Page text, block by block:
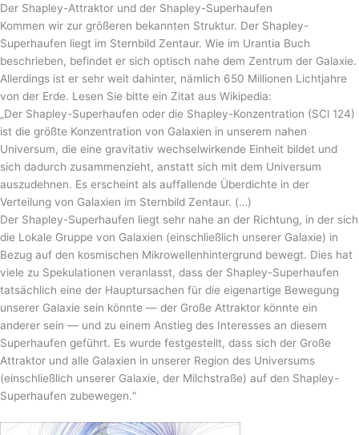
Der Shapley-Attraktor und der Shapley-Superhaufen
Kommen wir zur größeren bekannten Struktur. Der Shapley-
Superhaufen liegt im Sternbild Zentaur. Wie im Urantia Buch
beschrieben, befindet er sich optisch nahe dem Zentrum der Galaxie.
Allerdings ist er sehr weit dahinter, nämlich 650 Millionen Lichtjahre
von der Erde. Lesen Sie bitte ein Zitat aus Wikipedia:
„Der Shapley-Superhaufen oder die Shapley-Konzentration (SCl 124)
ist die größte Konzentration von Galaxien in unserem nahen
Universum, die eine gravitativ wechselwirkende Einheit bildet und
sich dadurch zusammenzieht, anstatt sich mit dem Universum
auszudehnen. Es erscheint als auffallende Überdichte in der
Verteilung von Galaxien im Sternbild Zentaur. (…)
Der Shapley-Superhaufen liegt sehr nahe an der Richtung, in der sich
die Lokale Gruppe von Galaxien (einschließlich unserer Galaxie) in
Bezug auf den kosmischen Mikrowellenhintergrund bewegt. Dies hat
viele zu Spekulationen veranlasst, dass der Shapley-Superhaufen
tatsächlich eine der Hauptursachen für die eigenartige Bewegung
unserer Galaxie sein könnte — der Große Attraktor könnte ein
anderer sein — und zu einem Anstieg des Interesses an diesem
Superhaufen geführt. Es wurde festgestellt, dass sich der Große
Attraktor und alle Galaxien in unserer Region des Universums
(einschließlich unserer Galaxie, der Milchstraße) auf den Shapley-
Superhaufen zubewegen.“